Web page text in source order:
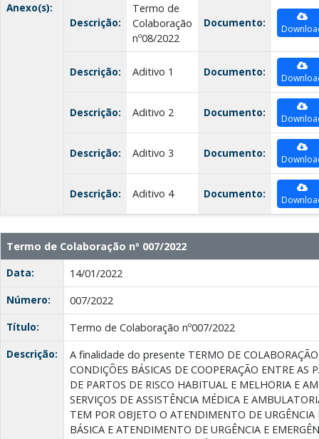
Anexo(s):
Descrição:
Termo de
Colaboração
nº08/2022
Documento:
Descrição: Aditivo 1 Documento:
Descrição: Aditivo 2 Documento:
Descrição: Aditivo 3 Documento:
Descrição: Aditivo 4 Documento:
Termo de Colaboração nº 007/2022
Data:
14/01/2022
Número:
007/2022
Título:
Termo de Colaboração nº007/2022
Descrição:
A finalidade do presente TERMO DE
CONDIÇÕES BÁSICAS DE COOPERAÇÃO ENTRE AS
DE PARTOS DE RISCO HABITUAL E MELHORIA E
SERVIÇOS DE ASSISTÊNCIA MÉDICA E
TEM POR OBJETO O ATENDIMENTO DE URGÊNCIA
BÁSICA E ATENDIMENTO DE URGÊNCIA E